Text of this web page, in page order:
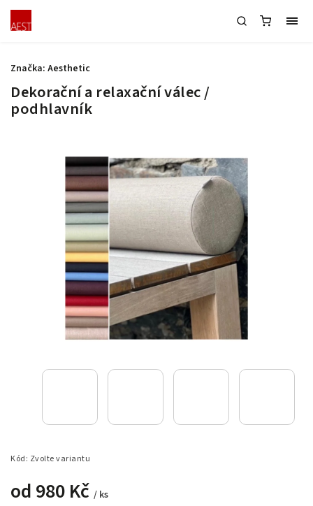
Dekorační a relaxační válec /
podhlavník
Kód: Zvolte variantu
od 980 Kč / ks
Značka: Aesthetic